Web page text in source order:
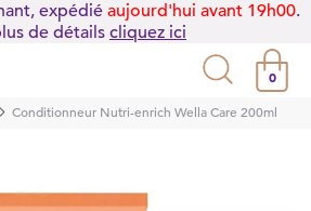
expédié aujourd'hui avant 19h00.
de détails cliquez ici
0
Conditionneur Nutri-enrich Wella Care 200ml